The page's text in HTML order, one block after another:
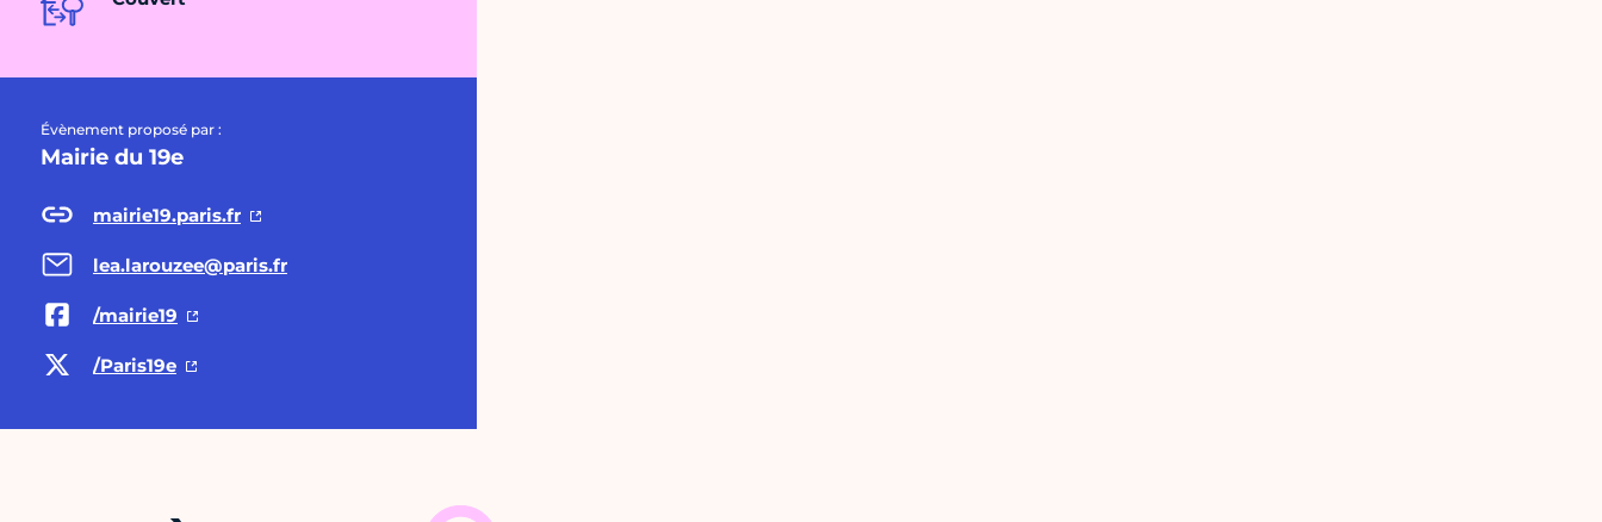
Évènement proposé par :
Mairie du 19e
mairie19.paris.fr
lea.larouzee@paris.fr
/mairie19
/Paris19e